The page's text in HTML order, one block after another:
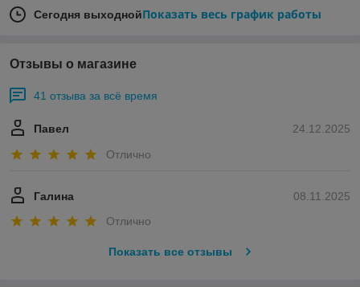
Сегодня выходнойПоказать весь график работы
Отзывы о магазине
41 отзыва за всё время
24.12.2025
Павел
Отлично
08.11.2025
Галина
Отлично
Показать все отзывы